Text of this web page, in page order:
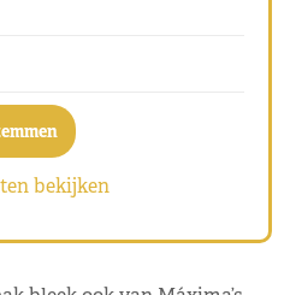
bekijken